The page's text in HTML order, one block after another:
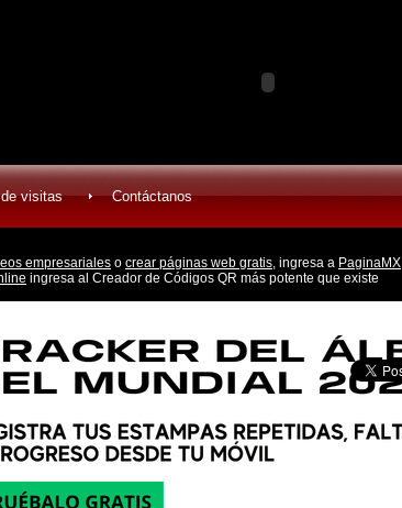
visitas Contáctanos
empresariales o crear páginas web gratis, ingresa a PaginaMX
ingresa al Creador de Códigos QR más potente que existe